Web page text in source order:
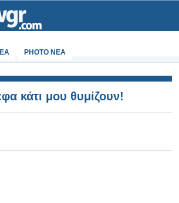
PHOTO NEA
κάτι μου θυμίζουν!